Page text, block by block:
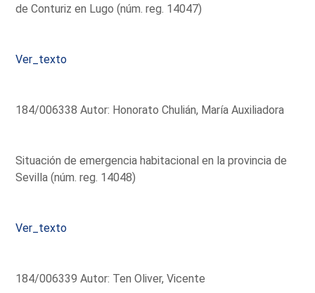
de Conturiz en Lugo (núm. reg. 14047)
Ver_texto
184/006338 Autor: Honorato Chulián, María Auxiliadora
Situación de emergencia habitacional en la provincia de
Sevilla (núm. reg. 14048)
Ver_texto
184/006339 Autor: Ten Oliver, Vicente